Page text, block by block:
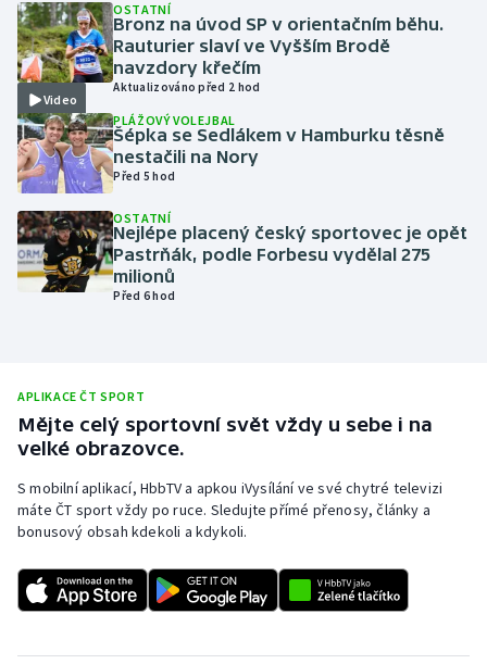
Moderní pětiboj
Motorsport
Olympijské hry
Parasport
Plavání
Plážový volejbal
Rychlostní kanoistika
Short track
Sportovní střelba
Stolní tenis
Video
OSTATNÍ
Bronz na úvod SP v orientačním běhu.
Rauturier slaví ve Vyšším Brodě
navzdory křečím
Aktualizováno před 2 hod
PLÁŽOVÝ VOLEJBAL
Šépka se Sedlákem v Hamburku těsně
nestačili na Nory
Před 5 hod
OSTATNÍ
Nejlépe placený český sportovec je opět
Pastrňák, podle Forbesu vydělal 275
milionů
Před 6 hod
APLIKACE ČT SPORT
Mějte celý sportovní svět vždy u sebe i na
velké obrazovce.
S mobilní aplikací, HbbTV a apkou iVysílání ve své chytré televizi
máte ČT sport vždy po ruce. Sledujte přímé přenosy, články a
bonusový obsah kdekoli a kdykoli.